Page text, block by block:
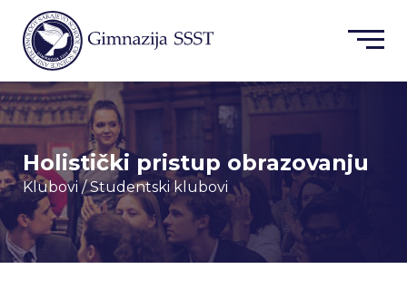
Holistički pristup obrazovanju
Klubovi/ Studentski klubovi